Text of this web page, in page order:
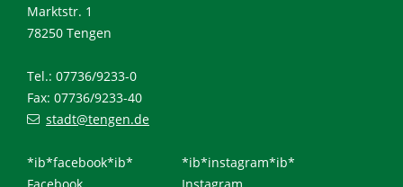
Marktstr. 1
78250 Tengen
Tel.: 07736/9233-0
Fax: 07736/9233-40
stadt@tengen.de
*ib*facebook*ib*
*ib*instagram*ib*